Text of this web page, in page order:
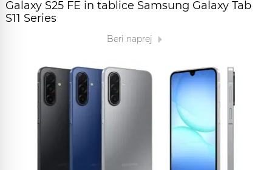
Galaxy S25 FE in tablice Samsung Galaxy Tab
S11 Series
Beri naprej